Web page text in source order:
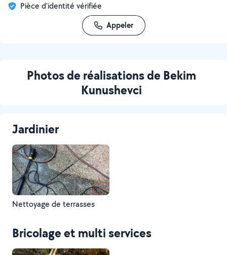
Pièce d'identité vérifiée
Appeler
Photos de réalisations de Bekim
Kunushevci
Jardinier
Nettoyage de terrasses
Bricolage et multi services